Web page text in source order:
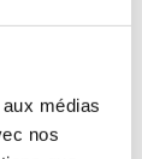
médias
nos